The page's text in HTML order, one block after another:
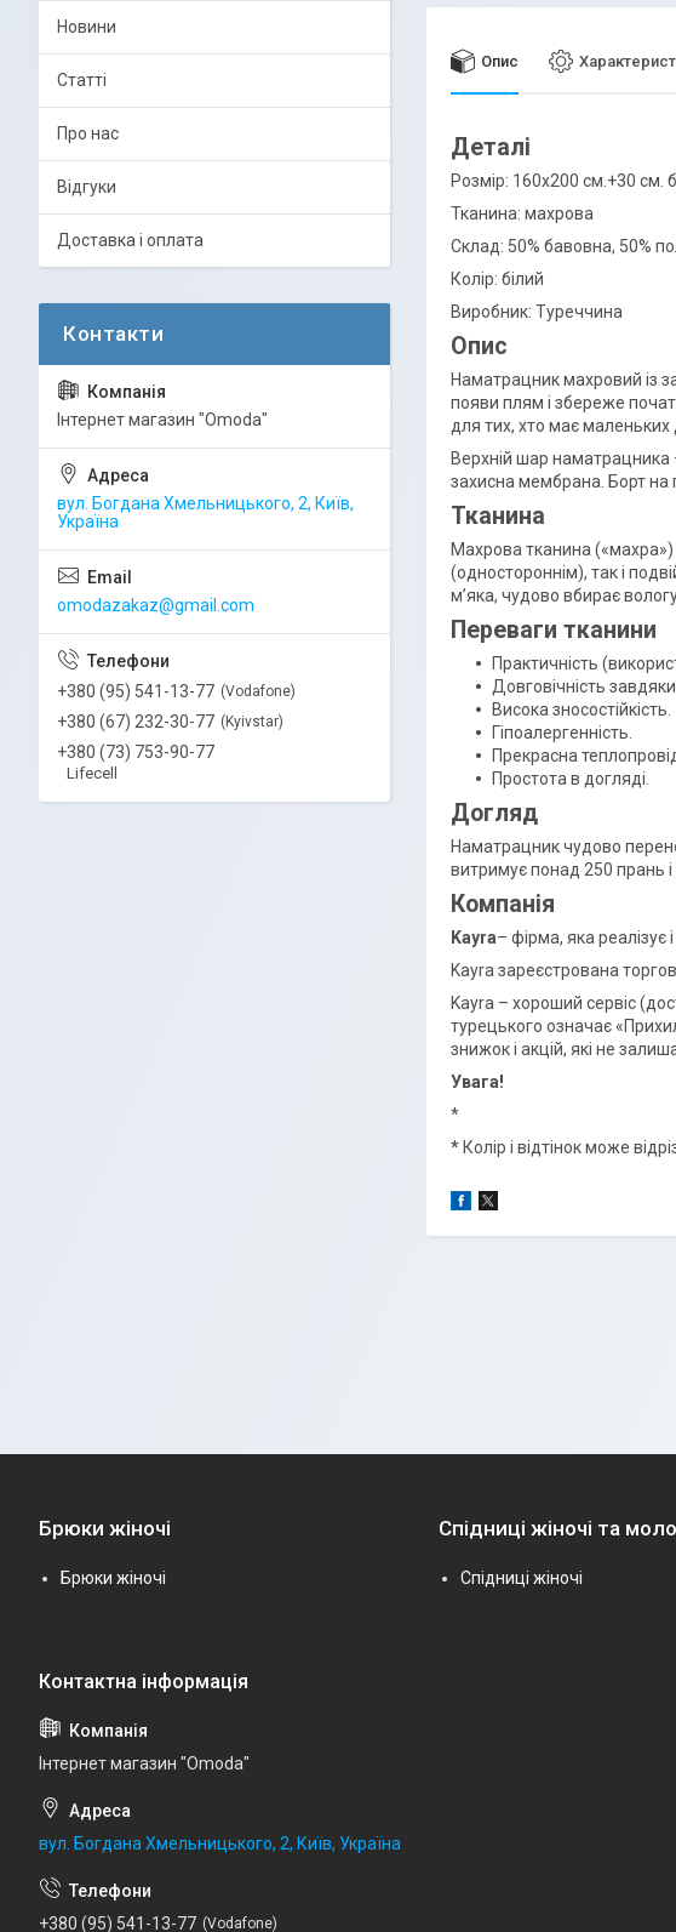
Опис
Деталі
Розмір: 160х200 см.+30 см.
Тканина: махрова
Склад: 50% бавовна, 50%
Колір: білий
Виробник: Туреччина
Опис
Наматрацник махровий із
появи плям і збереже
для тих, хто має маленьких
Верхній шар
захисна мембрана. Борт на
Тканина
Махрова тканина
(одностороннім), так і
м’яка, чудово вбирає
Переваги тканини
Практичність
Довговічність завдяки
Висока зносостійкість.
Гіпоалергенність.
Прекрасна
Простота в догляді.
Догляд
Наматрацник чудово
витримує понад 250 прань і
Компанія
Kayra– фірма, яка реалізує
Kayra зареєстрована
Kayra – хороший сервіс
турецького означає
знижок і акцій, які не
Увага!
*
* Колір і відтінок може
Новини
Статті
Про нас
Відгуки
Доставка і оплата
Інтернет магазин "Omoda"
вул. Богдана Хмельницького, 2, Київ,
Україна
omodazakaz@gmail.com
+380 (95) 541-13-77 Vodafone
+380 (67) 232-30-77 Kyivstar
+380 (73) 753-90-77
Lifecell
Брюки жіночі
Брюки жіночі
Спідниці жіночі та
Спідниці жіночі
Інтернет магазин "Omoda"
вул. Богдана Хмельницького, 2, Київ, Україна
+380 (95) 541-13-77 Vodafone